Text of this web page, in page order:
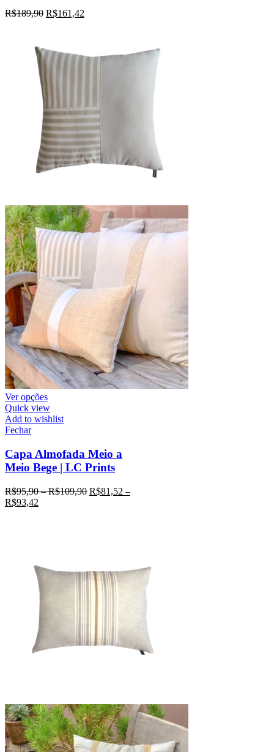
R$189,90 R$161,42
Ver opções
Quick view
Add to wishlist
Fechar
Capa Almofada Meio a
Meio Bege | LC Prints
R$95,90–R$109,90 R$81,52 –
R$93,42